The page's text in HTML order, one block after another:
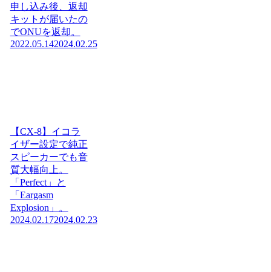
申し込み後、返却
キットが届いたの
でONUを返却。
2022.05.142024.02.25
【CX-8】イコラ
イザー設定で純正
スピーカーでも音
質大幅向上。
「Perfect」と
「Eargasm
Explosion」。
2024.02.172024.02.23